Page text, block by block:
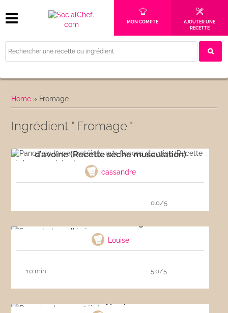
MON COMPTE
AJOUTER UNE
RECETTE
Home » Fromage
Ingrédient " Fromage "
d’avoine (Recette sèche musculation)
cassandre
0.0/5
Louise
10 min 5.0/5